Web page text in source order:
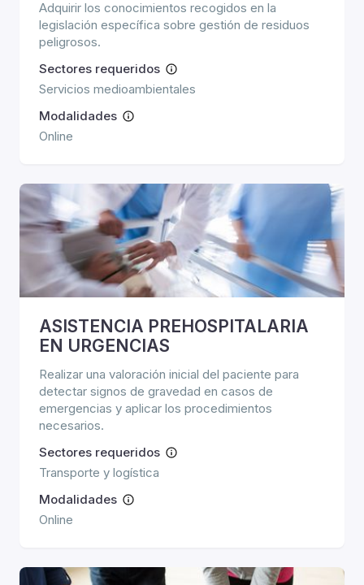
Adquirir los conocimientos recogidos en la
legislación específica sobre gestión de residuos
peligrosos.
Sectores requeridos
Servicios medioambientales
Modalidades
Online
ASISTENCIA PREHOSPITALARIA
EN URGENCIAS
Realizar una valoración inicial del paciente para
detectar signos de gravedad en casos de
emergencias y aplicar los procedimientos
necesarios.
Sectores requeridos
Transporte y logística
Modalidades
Online